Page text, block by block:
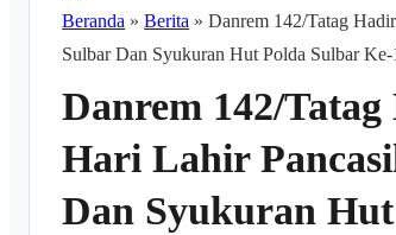
Beranda »Berita »Danrem 142/Tatag
Sulbar Dan Syukuran Hut Polda Sulbar Ke-
Danrem 142/
Hari Lahir
Dan Syukuran